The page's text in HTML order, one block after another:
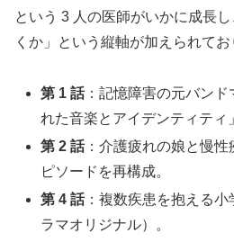
という 3 人の医師がいかに成長
くか」という縦軸が加えられてお
第 1 話：記憶障害の元バンド
れた音楽とアイデンティティ
第 2 話：介護疲れの娘と慢
ピソードを再構成。
第 4 話：複数疾患を抱える小
ラマオリジナル）。